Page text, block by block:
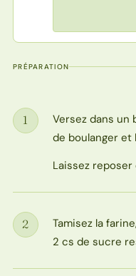
PRÉPARATION
Étape
1
Versez dans un
de boulanger
Laissez
Étape
2
Tamisez la
2 cs de sucre